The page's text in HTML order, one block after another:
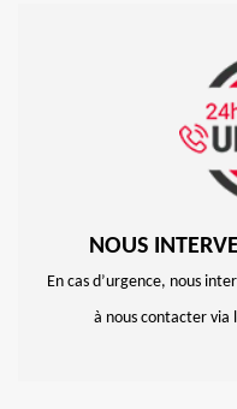
NOUS
En cas d’urgence, nous
à nous contacter via